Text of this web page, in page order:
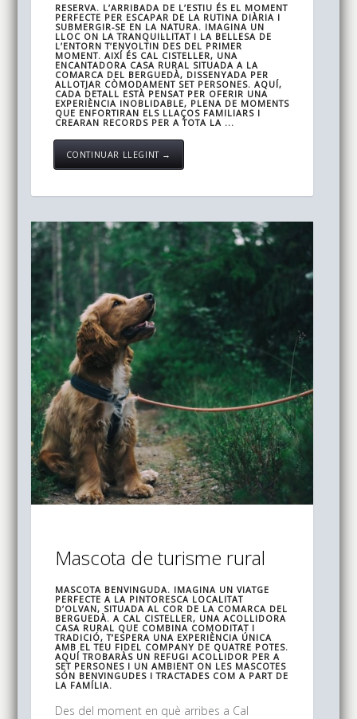
RESERVA. L’ARRIBADA DE L’ESTIU ÉS EL MOMENT
PERFECTE PER ESCAPAR DE LA RUTINA DIÀRIA I
SUBMERGIR-SE EN LA NATURA. IMAGINA UN
LLOC ON LA TRANQUIL·LITAT I LA BELLESA DE
L’ENTORN T’ENVOLTIN DES DEL PRIMER
MOMENT. AIXÍ ÉS CAL CISTELLER, UNA
ENCANTADORA CASA RURAL SITUADA A LA
COMARCA DEL BERGUEDÀ, DISSENYADA PER
ALLOTJAR CÒMODAMENT SET PERSONES. AQUÍ,
CADA DETALL ESTÀ PENSAT PER OFERIR UNA
EXPERIÈNCIA INOBLIDABLE, PLENA DE MOMENTS
QUE ENFORTIRAN ELS LLAÇOS FAMILIARS I
CREARAN RECORDS PER A TOTA LA ...
CONTINUAR LLEGINT →
Mascota de turisme rural
MASCOTA BENVINGUDA. IMAGINA UN VIATGE
PERFECTE A LA PINTORESCA LOCALITAT
D’OLVAN, SITUADA AL COR DE LA COMARCA DEL
BERGUEDÀ. A CAL CISTELLER, UNA ACOLLIDORA
CASA RURAL QUE COMBINA COMODITAT I
TRADICIÓ, T’ESPERA UNA EXPERIÈNCIA ÚNICA
AMB EL TEU FIDEL COMPANY DE QUATRE POTES.
AQUÍ TROBARÀS UN REFUGI ACOLLIDOR PER A
SET PERSONES I UN AMBIENT ON LES MASCOTES
SÓN BENVINGUDES I TRACTADES COM A PART DE
LA FAMÍLIA.
Des del moment en què arribes a Cal